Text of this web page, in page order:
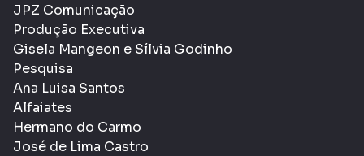
JPZ Comunicação
Produção Executiva
Gisela Mangeon e Sílvia Godinho
Pesquisa
Ana Luisa Santos
Alfaiates
Hermano do Carmo
José de Lima Castro